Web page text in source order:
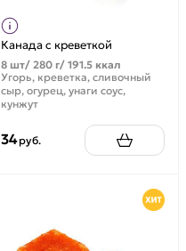
Канада с креветкой
8 шт/ 280 г/ 191.5 ккал
Угорь, креветка, сливочный
сыр, огурец, унаги соус,
кунжут
34руб.